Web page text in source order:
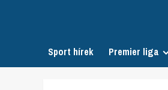
Sport hírek Premier liga